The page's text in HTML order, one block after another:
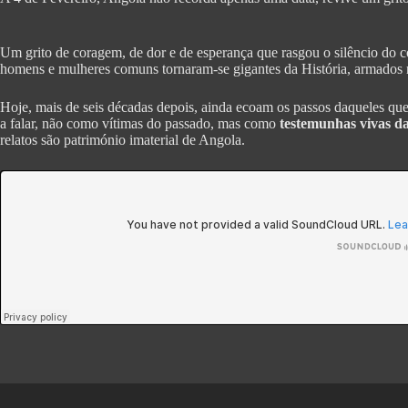
Um grito de coragem, de dor e de esperança que rasgou o silêncio
homens e mulheres comuns tornaram-se gigantes da História,
Hoje, mais de seis décadas depois, ainda ecoam os passos daqueles
a falar, não como vítimas do passado, mas como testemunhas vivas
relatos são património imaterial de Angola.